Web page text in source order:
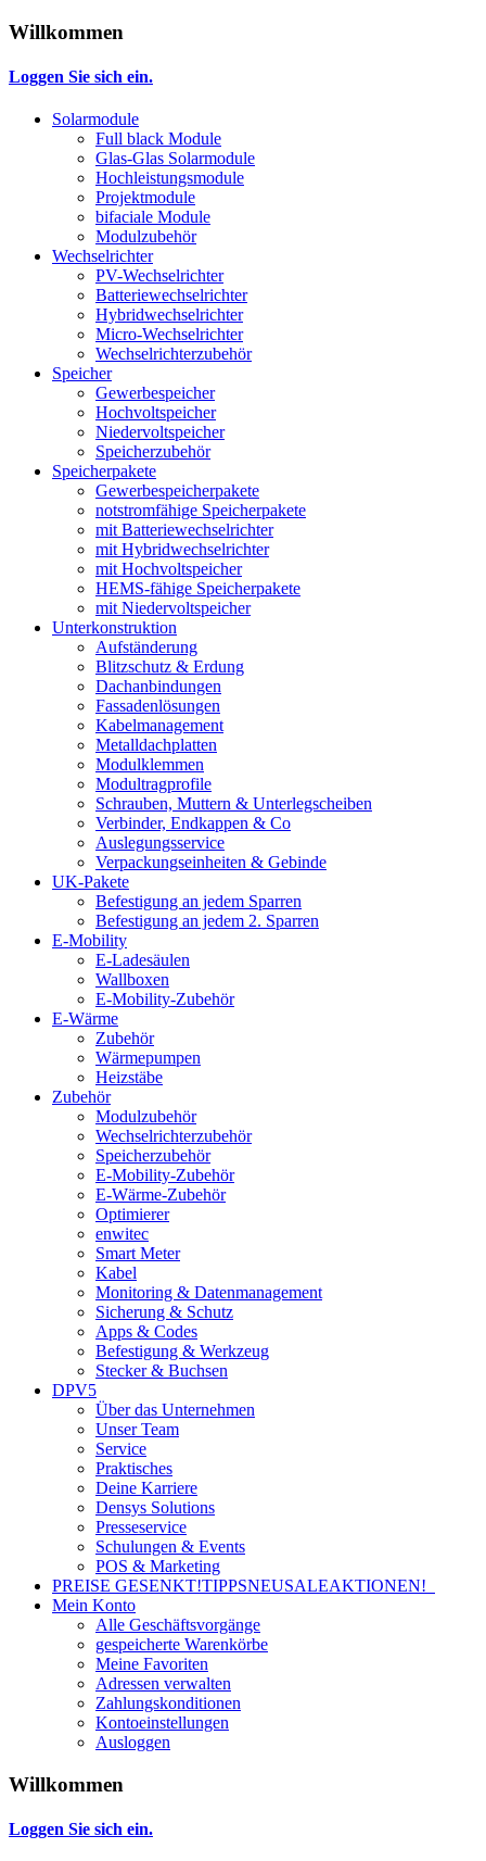
Willkommen
Loggen Sie sich ein.
Solarmodule
Full black Module
Glas-Glas Solarmodule
Hochleistungsmodule
Projektmodule
bifaciale Module
Modulzubehör
Wechselrichter
PV-Wechselrichter
Batteriewechselrichter
Hybridwechselrichter
Micro-Wechselrichter
Wechselrichterzubehör
Speicher
Gewerbespeicher
Hochvoltspeicher
Niedervoltspeicher
Speicherzubehör
Speicherpakete
Gewerbespeicherpakete
notstromfähige Speicherpakete
mit Batteriewechselrichter
mit Hybridwechselrichter
mit Hochvoltspeicher
HEMS-fähige Speicherpakete
mit Niedervoltspeicher
Unterkonstruktion
Aufständerung
Blitzschutz & Erdung
Dachanbindungen
Fassadenlösungen
Kabelmanagement
Metalldachplatten
Modulklemmen
Modultragprofile
Schrauben, Muttern & Unterlegscheiben
Verbinder, Endkappen & Co
Auslegungsservice
Verpackungseinheiten & Gebinde
UK-Pakete
Befestigung an jedem Sparren
Befestigung an jedem 2. Sparren
E-Mobility
E-Ladesäulen
Wallboxen
E-Mobility-Zubehör
E-Wärme
Zubehör
Wärmepumpen
Heizstäbe
Zubehör
Modulzubehör
Wechselrichterzubehör
Speicherzubehör
E-Mobility-Zubehör
E-Wärme-Zubehör
Optimierer
enwitec
Smart Meter
Kabel
Monitoring & Datenmanagement
Sicherung & Schutz
Apps & Codes
Befestigung & Werkzeug
Stecker & Buchsen
DPV5
Über das Unternehmen
Unser Team
Service
Praktisches
Deine Karriere
Densys Solutions
Presseservice
Schulungen & Events
POS & Marketing
PREISE GESENKT!TIPPSNEUSALEAKTIONEN!
Mein Konto
Alle Geschäftsvorgänge
gespeicherte Warenkörbe
Meine Favoriten
Adressen verwalten
Zahlungskonditionen
Kontoeinstellungen
Ausloggen
Willkommen
Loggen Sie sich ein.